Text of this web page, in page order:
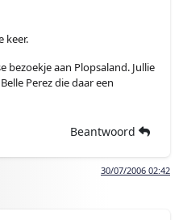
keer.
bezoekje aan Plopsaland. Jullie
Perez die daar een
Beantwoord
30/07/2006 02:42